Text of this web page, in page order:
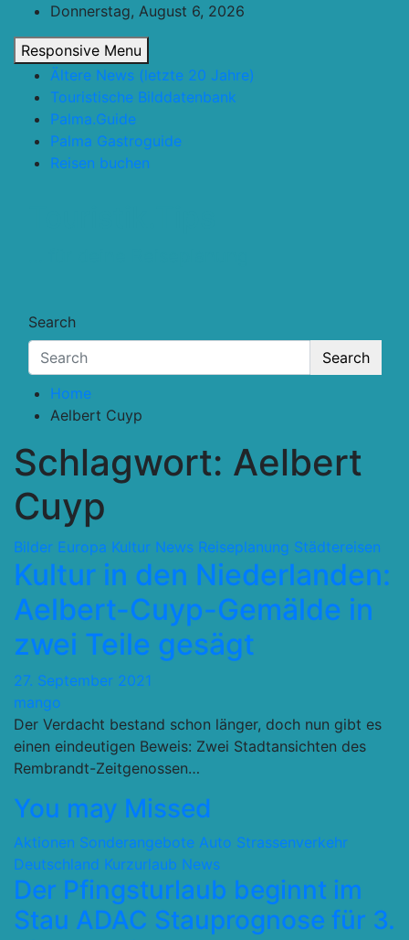
content
Donnerstag, August 6, 2026
Responsive Menu
Ältere News (letzte 20 Jahre)
Touristische Bilddatenbank
Palma.Guide
Palma Gastroguide
Reisen buchen
Search
Search
Home
Aelbert Cuyp
Schlagwort: Aelbert
Cuyp
Bilder Europa Kultur News Reiseplanung Städtereisen
Kultur in den Niederlanden:
Aelbert-Cuyp-Gemälde in
zwei Teile gesägt
27. September 2021
mango
Der Verdacht bestand schon länger, doch nun gibt es
einen eindeutigen Beweis: Zwei Stadtansichten des
Rembrandt-Zeitgenossen…
You may Missed
Aktionen Sonderangebote Auto Strassenverkehr
Deutschland Kurzurlaub News
Der Pfingsturlaub beginnt im
Stau ADAC Stauprognose für 3.